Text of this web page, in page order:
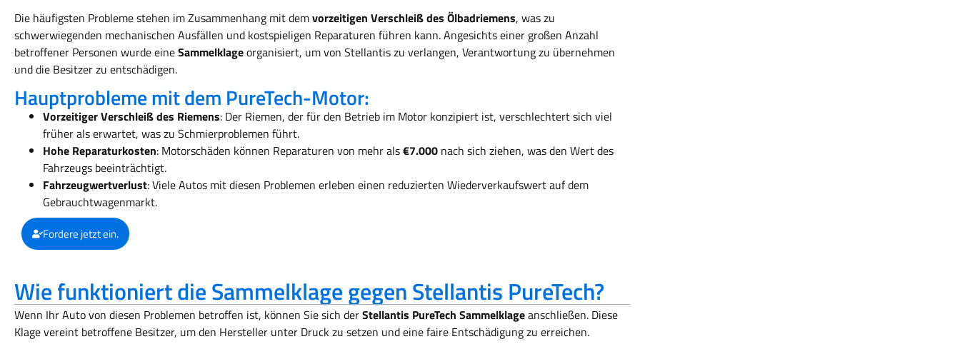
Die häufigsten Probleme stehen im Zusammenhang mit demvorzeitigen Verschleiß des Ölbadriemens, was zu
schwerwiegenden mechanischen Ausfällen und kostspieligen Reparaturen führen kann. Angesichts einer großen Anzahl
betroffener Personen wurde eineSammelklageorganisiert, um von Stellantis zu verlangen, Verantwortung zu übernehmen
und die Besitzer zu entschädigen.
Hauptprobleme mit dem PureTech-Motor:
Vorzeitiger Verschleiß des Riemens: Der Riemen, der für den Betrieb im Motor konzipiert ist, verschlechtert sich viel
früher als erwartet, was zu Schmierproblemen führt.
Hohe Reparaturkosten: Motorschäden können Reparaturen von mehr als€7.000 nach sich ziehen, was den Wert des
Fahrzeugs beeinträchtigt.
Fahrzeugwertverlust: Viele Autos mit diesen Problemen erleben einen reduzierten Wiederverkaufswert auf dem
Gebrauchtwagenmarkt.
Fordere jetzt ein.
Wie funktioniert die Sammelklage gegen Stellantis PureTech?
Wenn Ihr Auto von diesen Problemen betroffen ist, können Sie sich derStellantis PureTech Sammelklageanschließen. Diese
Klage vereint betroffene Besitzer, um den Hersteller unter Druck zu setzen und eine faire Entschädigung zu erreichen.